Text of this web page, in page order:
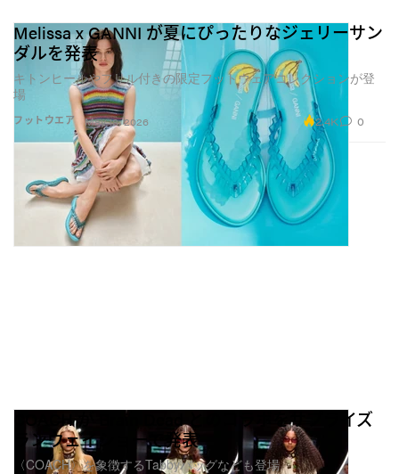
フットウエア
Melissa x GANNI が夏にぴったりなジェリーサン
ダルを発表
キトンヒールやフリル付きの限定フットウェアコレクションが登
場
May 18, 2026 2.4K 0
COACH が Brain Dead とのコラボをサプライズ
ランウェイショーで発表
〈COACH〉を象徴するTabbyバッグなども登場